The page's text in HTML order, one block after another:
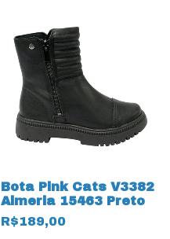
Bota Pink Cats V3382
Almeria 15463 Preto
R$189,00